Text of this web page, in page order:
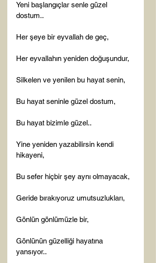
Yeni başlangıçlar senle güzel
dostum..
Her şeye bir eyvallah de geç,
Her eyvallahın yeniden doğuşundur,
Silkelen ve yenilen bu hayat senin,
Bu hayat seninle güzel dostum,
Bu hayat bizimle güzel..
Yine yeniden yazabilirsin kendi
hikayeni,
Bu sefer hiçbir şey aynı olmayacak,
Geride bırakıyoruz umutsuzlukları,
Gönlün gönlümüzle bir,
Gönlünün güzelliği hayatına
yansıyor..